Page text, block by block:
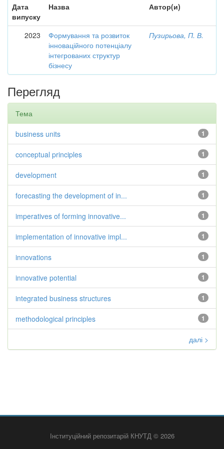
Дата
випуску
Назва Автор(и)
2023
Формування та розвиток
інноваційного потенціалу
інтегрованих структур
бізнесу
Пузирьова, П. В.
Перегляд
Тема
1
business units
1
conceptual principles
1
development
1
forecasting the development of in...
1
imperatives of forming innovative...
1
implementation of innovative impl...
1
innovations
1
innovative potential
1
integrated business structures
1
methodological principles
далі >
Інституційний репозитарій КНУТД © 2026